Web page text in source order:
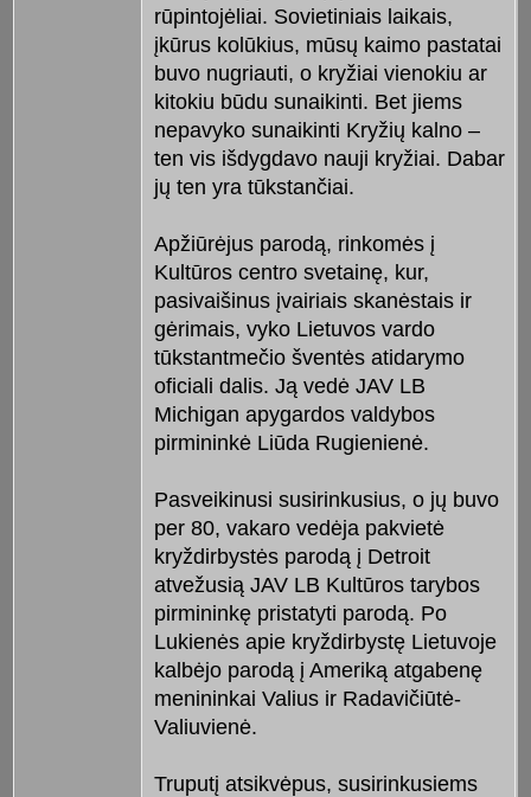
rūpintojėliai. Sovietiniais laikais,
įkūrus kolūkius, mūsų kaimo pastatai
buvo nugriauti, o kryžiai vienokiu ar
kitokiu būdu sunaikinti. Bet jiems
nepavyko sunaikinti Kryžių kalno –
ten vis išdygdavo nauji kryžiai. Dabar
jų ten yra tūkstančiai.
Apžiūrėjus parodą, rinkomės į
Kultūros centro svetainę, kur,
pasivaišinus įvairiais skanėstais ir
gėrimais, vyko Lietuvos vardo
tūkstantmečio šventės atidarymo
oficiali dalis. Ją vedė JAV LB
Michigan apygardos valdybos
pirmininkė Liūda Rugienienė.
Pasveikinusi susirinkusius, o jų buvo
per 80, vakaro vedėja pakvietė
kryždirbystės parodą į Detroit
atvežusią JAV LB Kultūros tarybos
pirmininkę pristatyti parodą. Po
Lukienės apie kryždirbystę Lietuvoje
kalbėjo parodą į Ameriką atgabenę
menininkai Valius ir Radavičiūtė-
Valiuvienė.
Truputį atsikvėpus, susirinkusiems